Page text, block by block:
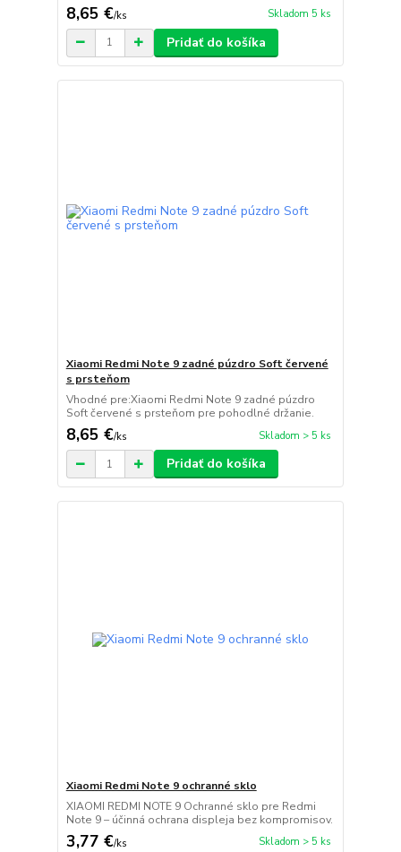
8,65 €/ks Skladom 5 ks
Pridať do košíka
Xiaomi Redmi Note 9 zadné púzdro Soft červené
s prsteňom
Vhodné pre:Xiaomi Redmi Note 9 zadné púzdro
Soft červené s prsteňom pre pohodlné držanie.
8,65 €/ks Skladom > 5 ks
Pridať do košíka
Xiaomi Redmi Note 9 ochranné sklo
XIAOMI REDMI NOTE 9 Ochranné sklo pre Redmi
Note 9 – účinná ochrana displeja bez kompromisov.
3,77 €/ks Skladom > 5 ks